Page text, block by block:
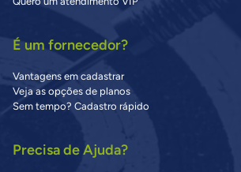
É um fornecedor?
Vantagens em cadastrar
Veja as opções de planos
Sem tempo? Cadastro rápido
Precisa de Ajuda?